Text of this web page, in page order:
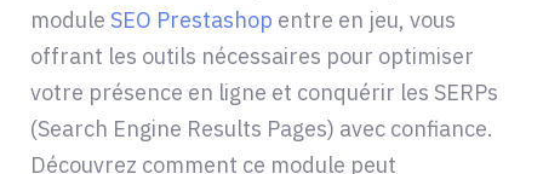
module SEO Prestashop entre en jeu, vous
offrant les outils nécessaires pour optimiser
votre présence en ligne et conquérir les SERPs
(Search Engine Results Pages) avec confiance.
Découvrez comment ce module peut